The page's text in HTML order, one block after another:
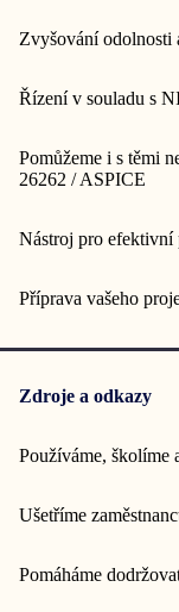
Zvyšování odolnosti
Řízení v souladu s
Pomůžeme i s těmi
26262 / ASPICE
Nástroj pro efektivní
Příprava vašeho
Zdroje a odkazy
Používáme, školíme
Ušetříme
Pomáháme